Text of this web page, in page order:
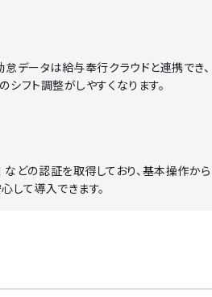
データは給与奉行クラウドと連携でき、
フト調整がしやすくなります。
どの認証を取得しており、基本操作から
して導入できます。